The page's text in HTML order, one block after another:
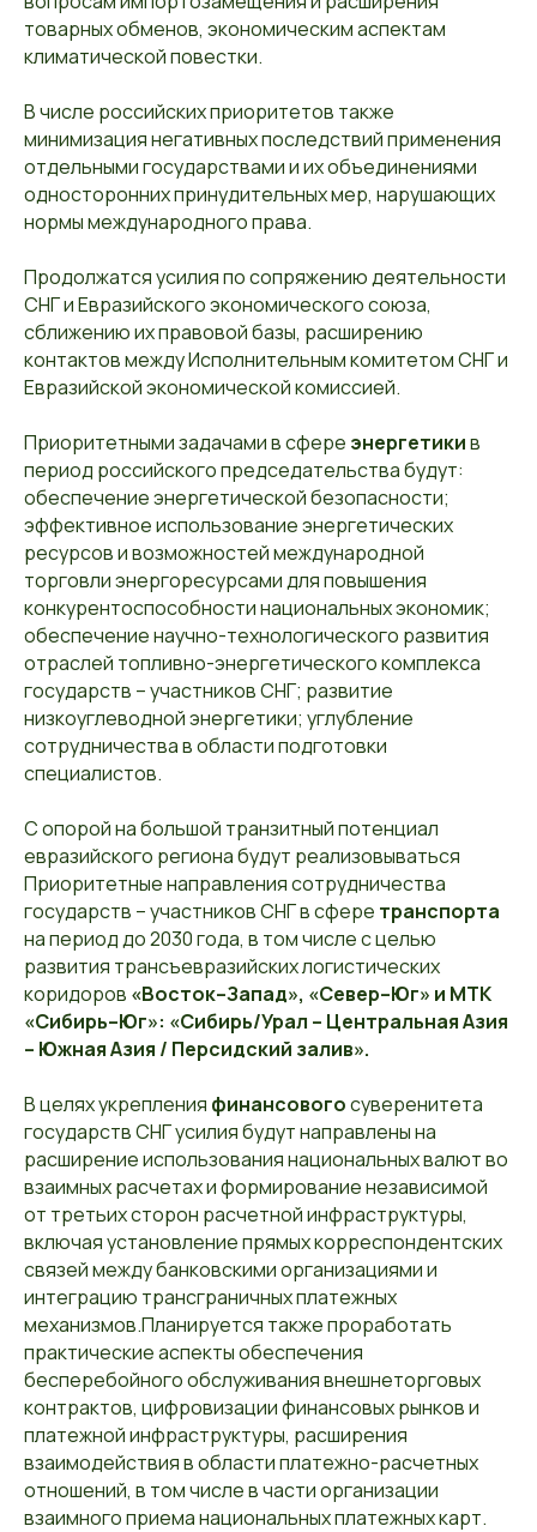
товарных обменов, экономическим аспектам
климатической повестки.
В числе российских приоритетов также
минимизация негативных последствий применения
отдельными государствами и их объединениями
односторонних принудительных мер, нарушающих
нормы международного права.
Продолжатся усилия по сопряжению деятельности
СНГ и Евразийского экономического союза,
сближению их правовой базы, расширению
контактов между Исполнительным комитетом СНГ и
Евразийской экономической комиссией.
Приоритетными задачами в сфере энергетикив
период российского председательства будут:
обеспечение энергетической безопасности;
эффективное использование энергетических
ресурсов и возможностей международной
торговли энергоресурсами для повышения
конкурентоспособности национальных экономик;
обеспечение научно-технологического развития
отраслей топливно-энергетического комплекса
государств – участников СНГ; развитие
низкоуглеводной энергетики; углубление
сотрудничества в области подготовки
специалистов.
С опорой на большой транзитный потенциал
евразийского региона будут реализовываться
Приоритетные направления сотрудничества
государств – участников СНГ в сфере транспорта
на период до 2030 года, в том числе с целью
развития трансъевразийских логистических
коридоров «Восток–Запад», «Север–Юг» и МТК
«Сибирь–Юг»: «Сибирь/Урал – Центральная Азия
– Южная Азия / Персидский залив».
В целях укрепления финансовогосуверенитета
государств СНГ усилия будут направлены на
расширение использования национальных валют во
взаимных расчетах и формирование независимой
от третьих сторон расчетной инфраструктуры,
включая установление прямых корреспондентских
связей между банковскими организациями и
интеграцию трансграничных платежных
механизмов.Планируется также проработать
практические аспекты обеспечения
бесперебойного обслуживания внешнеторговых
контрактов, цифровизации финансовых рынков и
платежной инфраструктуры, расширения
взаимодействия в области платежно-расчетных
отношений, в том числе в части организации
взаимного приема национальных платежных карт.